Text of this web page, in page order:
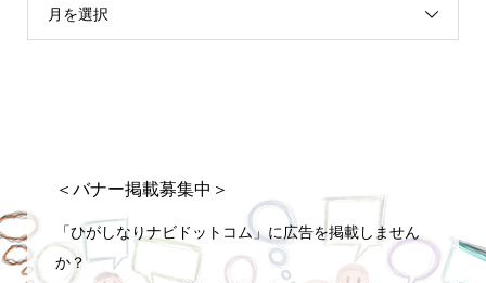
月を選択
＜バナー掲載募集中＞
「ひがしなりナビドットコム」に広告を掲載しません
か？